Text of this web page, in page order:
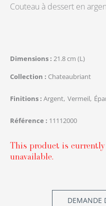
Couteau à dessert en
Dimensions
21.8 cm (L)
Collection
Chateaubriant
Finitions Argent Vermeil
Référence 11112000
This product is
unavailable.
DEMANDE